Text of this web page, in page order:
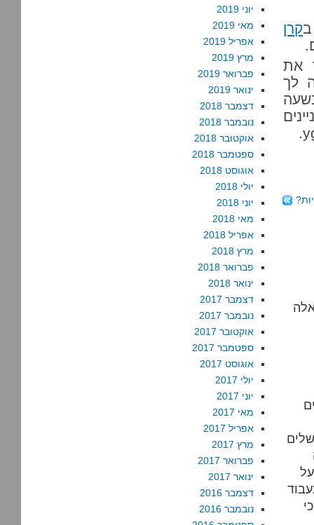
קרן
את
לך
.
יוני 2019
מאי 2019
אפריל 2019
מרץ 2019
פברואר 2019
ינואר 2019
דצמבר 2018
נובמבר 2018
אוקטובר 2018
ספטמבר 2018
אוגוסט 2018
יולי 2018
יוני 2018
מאי 2018
אפריל 2018
מרץ 2018
פברואר 2018
ינואר 2018
דצמבר 2017
נובמבר 2017
אוקטובר 2017
ספטמבר 2017
אוגוסט 2017
יולי 2017
יוני 2017
מאי 2017
אפריל 2017
מרץ 2017
פברואר 2017
ינואר 2017
דצמבר 2016
נובמבר 2016